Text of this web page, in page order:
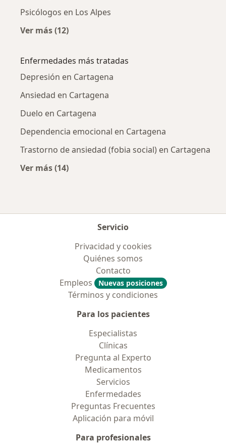
Psicólogos en Los Alpes
Ver más (12)
Enfermedades más tratadas
Depresión en Cartagena
Ansiedad en Cartagena
Duelo en Cartagena
Dependencia emocional en Cartagena
Trastorno de ansiedad (fobia social) en Cartagena
Ver más (14)
Servicio
Privacidad y cookies
Quiénes somos
Contacto
Empleos
Nuevas posiciones
Términos y condiciones
Para los pacientes
Especialistas
Clínicas
Pregunta al Experto
Medicamentos
Servicios
Enfermedades
Preguntas Frecuentes
Aplicación para móvil
Para profesionales